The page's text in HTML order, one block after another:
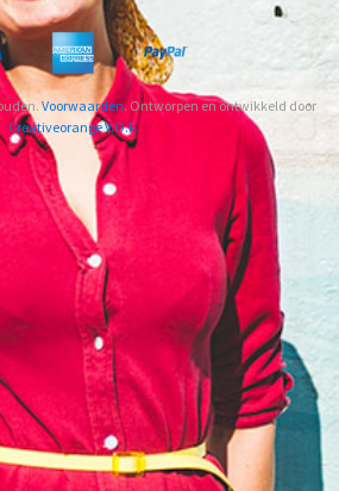
Voorwaarden. Ontworpen en ontwikkeld door
Creativeorange V.O.F.